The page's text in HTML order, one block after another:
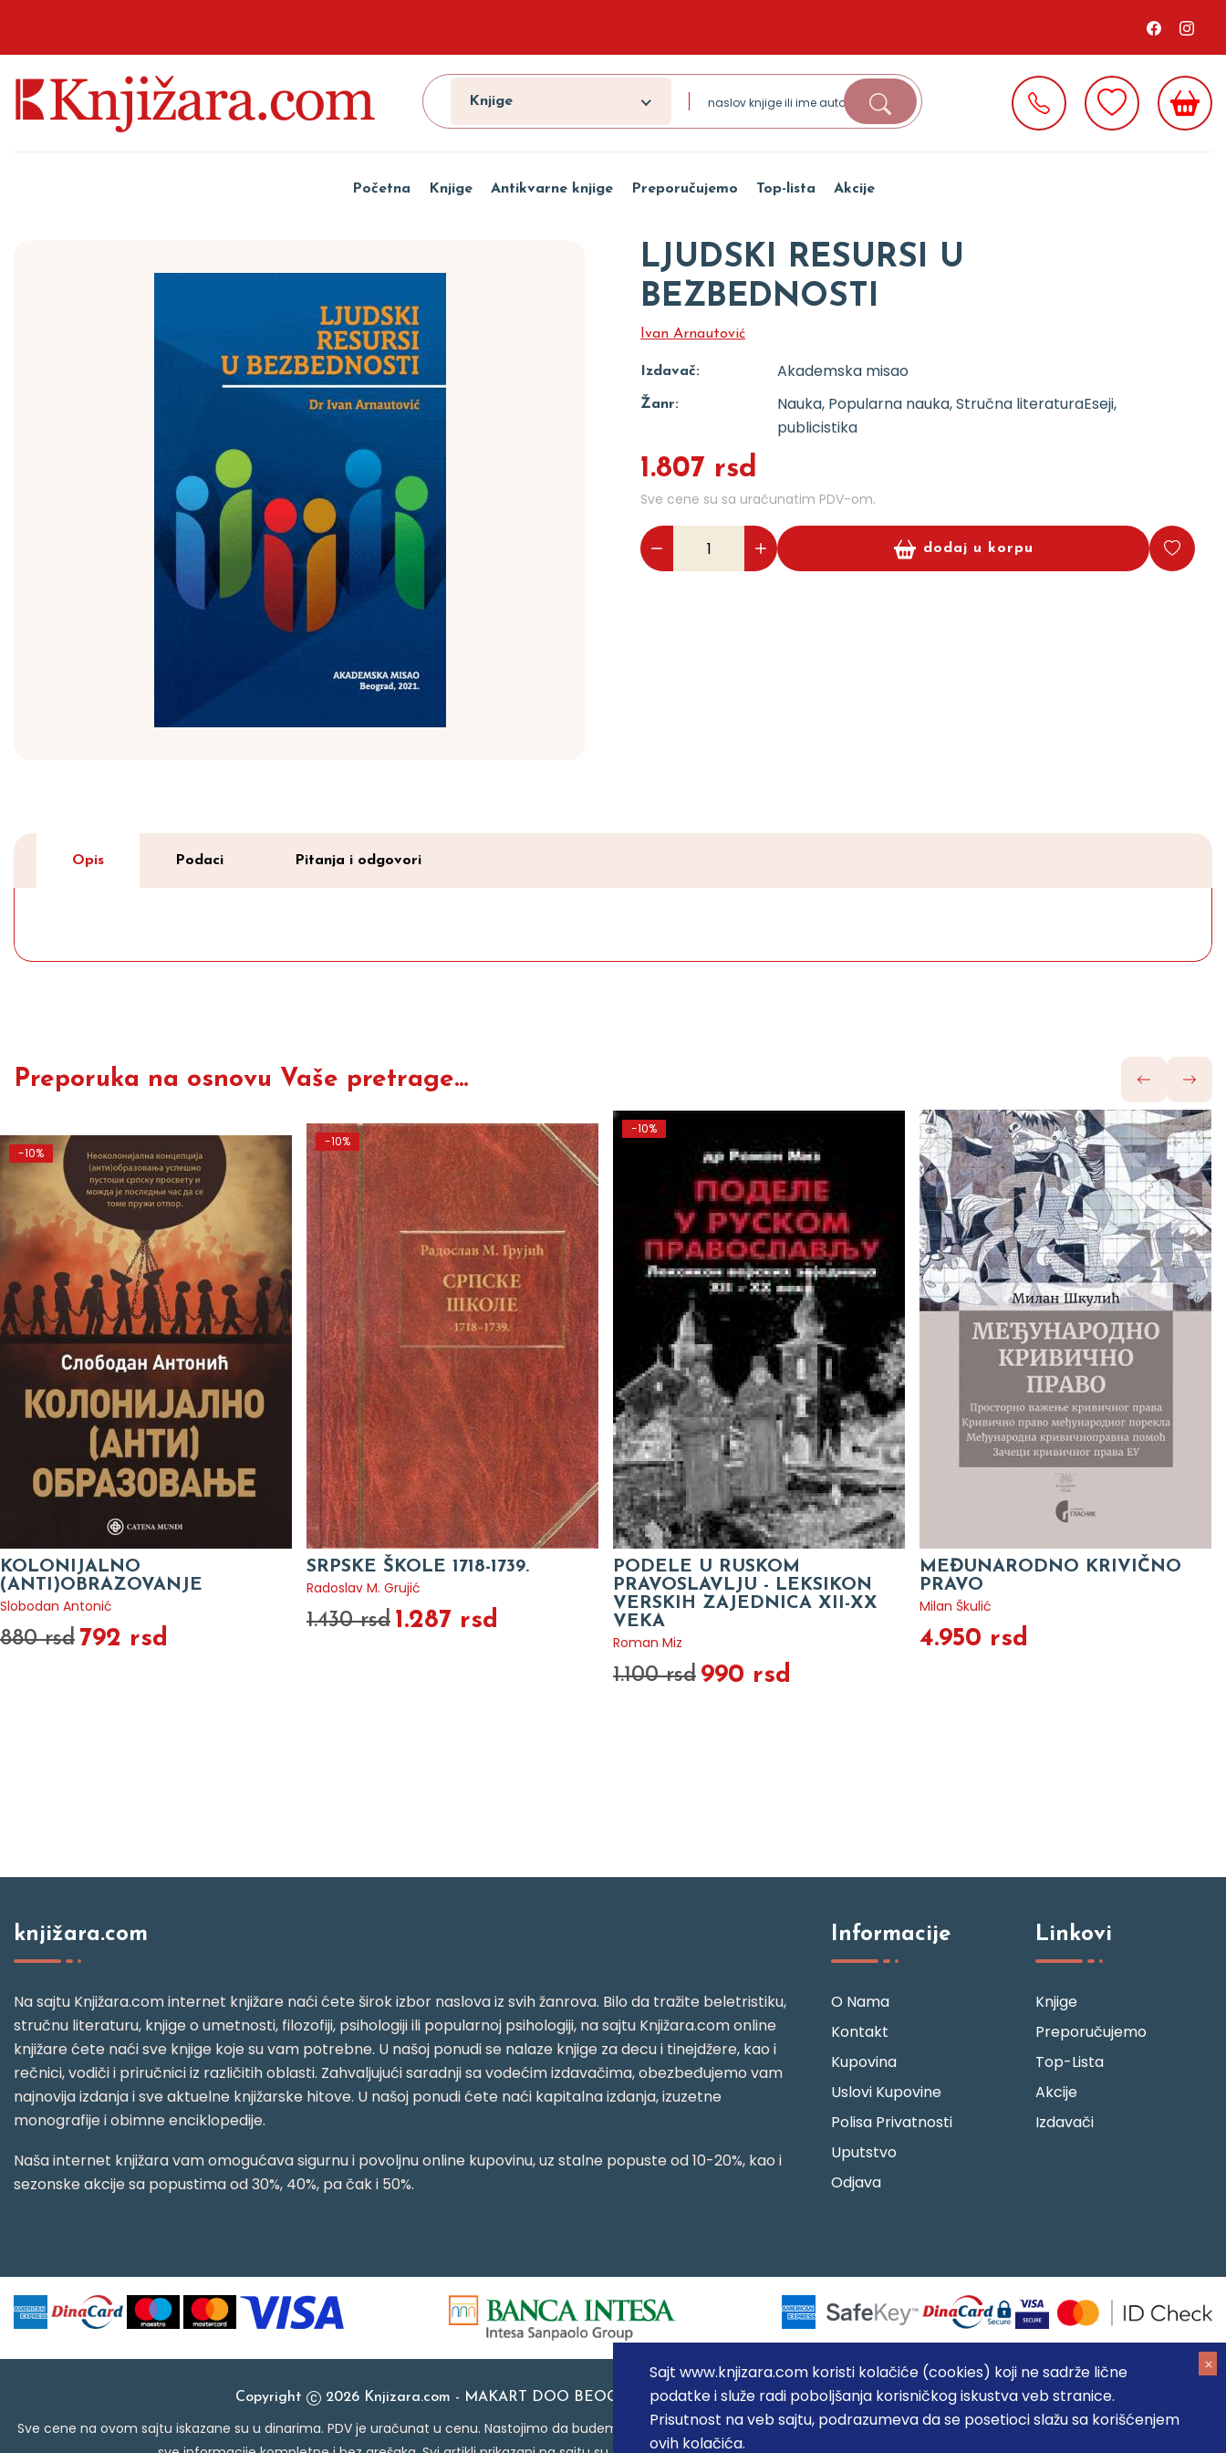
Sajt www.knjizara.com koristi kolačiće (cookies) koji ne sadrže lične
podatke i služe radi poboljšanja korisničkog iskustva veb stranice.
Prisutnost na veb sajtu, podrazumeva da se posetioci slažu sa korišćenjem
ovih kolačića.
Knjige
Početna Knjige Antikvarne knjige Preporučujemo Top-lista Akcije
LJUDSKI RESURSI U
BEZBEDNOSTI
Ivan Arnautović
Izdavač: Akademska misao
Žanr: Nauka, Popularna nauka, Stručna literaturaEseji,
publicistika
1.807 rsd
Sve cene su sa uračunatim PDV-om.
dodaj u korpu
Opis Podaci Pitanja i odgovori
Preporuka na osnovu Vaše pretrage...
-10%
KOLONIJALNO
(ANTI)OBRAZOVANJE
Slobodan Antonić
880 rsd 792 rsd
-10%
SRPSKE ŠKOLE 1718-1739.
Radoslav M. Grujić
1.430 rsd 1.287 rsd
-10%
PODELE U RUSKOM
PRAVOSLAVLJU - LEKSIKON
VERSKIH ZAJEDNICA XII-XX
VEKA
Roman Miz
1.100 rsd 990 rsd
MEĐUNARODNO KRIVIČNO
PRAVO
Milan Škulić
4.950 rsd
knjižara.com
Na sajtu Knjižara.com internet knjižare naći ćete širok izbor naslova iz svih žanrova. Bilo da tražite beletristiku,
stručnu literaturu, knjige o umetnosti, filozofiji, psihologiji ili popularnoj psihologiji, na sajtu Knjižara.com online
knjižare ćete naći sve knjige koje su vam potrebne. U našoj ponudi se nalaze knjige za decu i tinejdžere, kao i
rečnici, vodiči i priručnici iz različitih oblasti. Zahvaljujući saradnji sa vodećim izdavačima, obezbeđujemo vam
najnovija izdanja i sve aktuelne knjižarske hitove. U našoj ponudi ćete naći kapitalna izdanja, izuzetne
monografije i obimne enciklopedije.
Naša internet knjižara vam omogućava sigurnu i povoljnu online kupovinu, uz stalne popuste od 10-20%, kao i
sezonske akcije sa popustima od 30%, 40%, pa čak i 50%.
Informacije
O Nama
Kontakt
Kupovina
Uslovi Kupovine
Polisa Privatnosti
Uputstvo
Odjava
Linkovi
Knjige
Preporučujemo
Top-Lista
Akcije
Izdavači
Copyright 2026 Knjizara.com - MAKART DOO BEOGRAD (NOVI BEOGRAD), PIB: 105184104, MB: 20337524
Sve cene na ovom sajtu iskazane su u dinarima. PDV je uračunat u cenu. Nastojimo da budemo što precizniji u opisu proizvoda, prikazu slika i samih cena, ali ne možemo garantovati da su